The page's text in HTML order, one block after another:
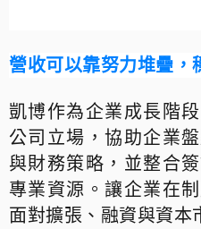
營收可以靠努力堆疊，
凱博作為企業成長階
公司立場，協助企業
與財務策略，並整合
專業資源。讓企業在
面對擴張、融資與資本